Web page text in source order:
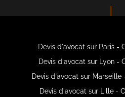
Devis d'avocat sur Paris -
Devis d'avocat sur Lyon -
Devis d'avocat sur Marseille
Devis d'avocat sur Lille -